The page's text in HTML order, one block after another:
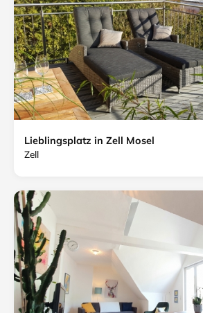
Lieblingsplatz in Zell Mosel
Zell